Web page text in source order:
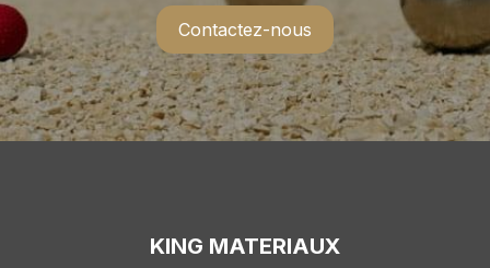
Contactez-nous
KING MATERIAUX